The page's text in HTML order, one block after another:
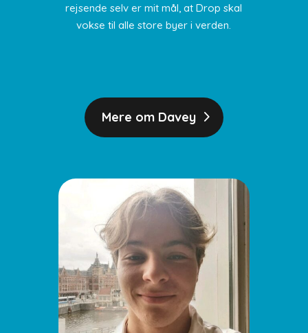
rejsende selv er mit mål, at Drop skal
vokse til alle store byer i verden.
Mere om Davey